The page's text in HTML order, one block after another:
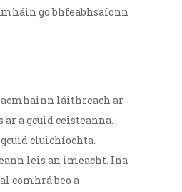
go bhfeabhsaíonn
acmhainn láithreach ar
a gcuid ceisteanna.
cluichíochta.
leis an imeacht. Ina
comhrá beo a